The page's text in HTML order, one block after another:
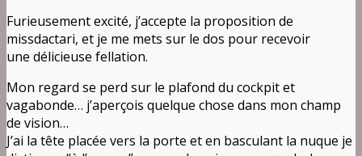
Furieusement excité, j’accepte la proposition de
missdactari, et je me mets sur le dos pour recevoir
une délicieuse fellation.
Mon regard se perd sur le plafond du cockpit et
vagabonde… j’aperçois quelque chose dans mon champ
de vision…
J’ai la tête placée vers la porte et en basculant la nuque je